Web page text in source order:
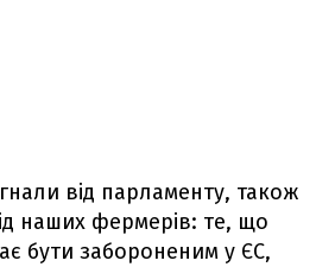
від парламенту, також
наших фермерів: те, що
бути забороненим у ЄС,